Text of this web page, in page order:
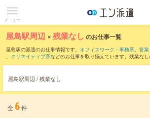
メニュー
屋島駅周辺 ×残業なし のお仕事一覧
屋島駅の派遣のお仕事情報です。 オフィスワーク・事務系、 営
、 クリエイティブ系などのお仕事を取り揃えています。残業なし
屋島駅周辺 / 残業なし
全 6件